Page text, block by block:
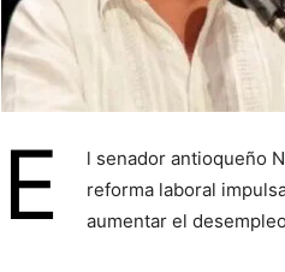
E
l senador antioqueño
reforma laboral
aumentar el